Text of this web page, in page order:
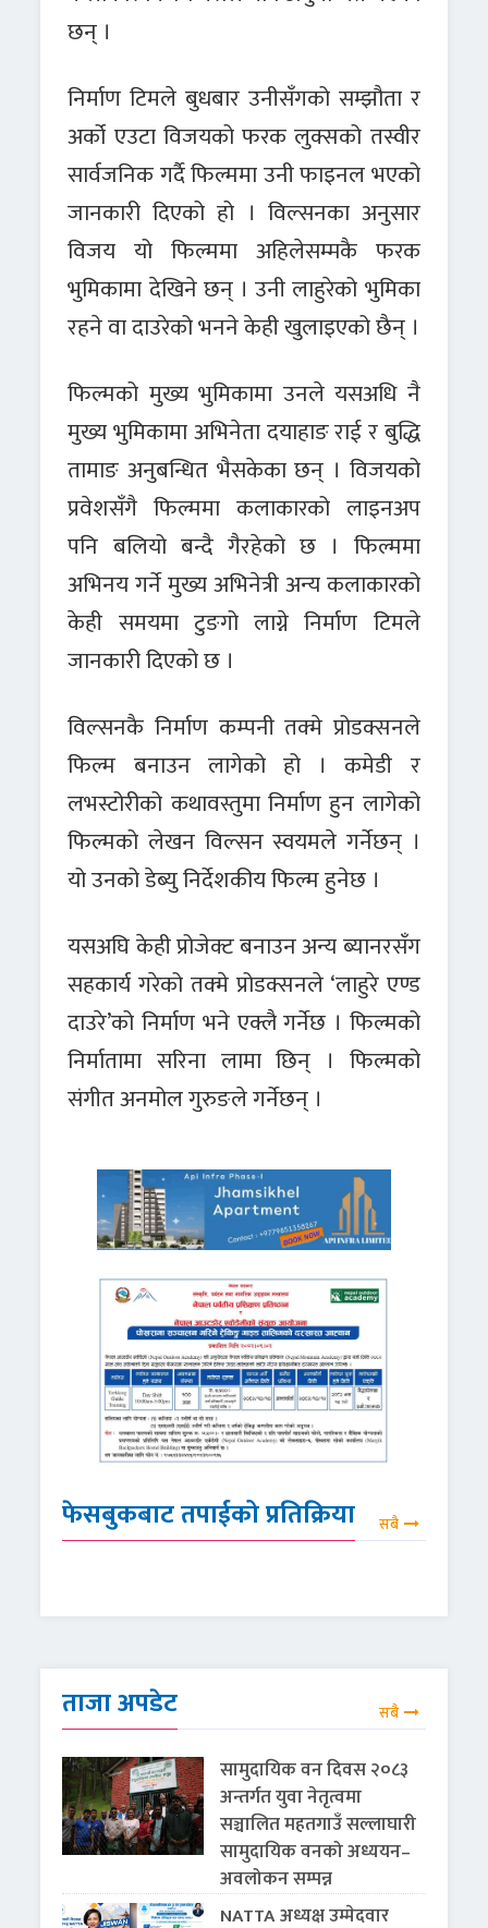
छन् ।
निर्माण टिमले बुधबार उनीसँगको सम्झौता र
अर्को एउटा विजयको फरक लुक्सको तस्वीर
सार्वजनिक गर्दै फिल्ममा उनी फाइनल भएको
जानकारी दिएको हो । विल्सनका अनुसार
विजय यो फिल्ममा अहिलेसम्मकै फरक
भुमिकामा देखिने छन् । उनी लाहुरेको भुमिका
रहने वा दाउरेको भनने केही खुलाइएको छैन् ।
फिल्मको मुख्य भुमिकामा उनले यसअधि नै
मुख्य भुमिकामा अभिनेता दयाहाङ राई र बुद्धि
तामाङ अनुबन्धित भैसकेका छन् । विजयको
प्रवेशसँगै फिल्ममा कलाकारको लाइनअप
पनि बलियो बन्दै गैरहेको छ । फिल्ममा
अभिनय गर्ने मुख्य अभिनेत्री अन्य कलाकारको
केही समयमा टुङगो लाग्ने निर्माण टिमले
जानकारी दिएको छ ।
विल्सनकै निर्माण कम्पनी तक्मे प्रोडक्सनले
फिल्म बनाउन लागेको हो । कमेडी र
लभस्टोरीको कथावस्तुमा निर्माण हुन लागेको
फिल्मको लेखन विल्सन स्वयमले गर्नेछन् ।
यो उनको डेब्यु निर्देशकीय फिल्म हुनेछ ।
यसअघि केही प्रोजेक्ट बनाउन अन्य ब्यानरसँग
सहकार्य गरेको तक्मे प्रोडक्सनले ‘लाहुरे एण्ड
दाउरे’को निर्माण भने एक्लै गर्नेछ । फिल्मको
निर्मातामा सरिना लामा छिन् । फिल्मको
संगीत अनमोल गुरुङले गर्नेछन् ।
फेसबुकबाट तपाईको प्रतिक्रिया सबै
ताजा अपडेट सबै
सामुदायिक वन दिवस २०८३
अन्तर्गत युवा नेतृत्वमा
सञ्चालित महतगाउँ सल्लाघारी
सामुदायिक वनको अध्ययन–
अवलोकन सम्पन्न
NATTA अध्यक्ष उम्मेदवार